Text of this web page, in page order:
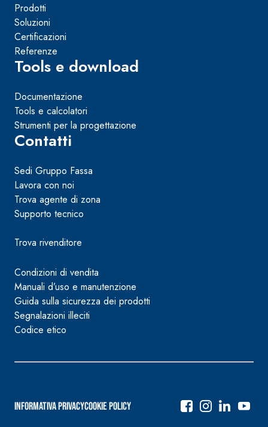
Prodotti
Soluzioni
Certificazioni
Referenze
Tools e download
Documentazione
Tools e calcolatori
Strumenti per la progettazione
Contatti
Sedi Gruppo Fassa
Lavora con noi
Trova agente di zona
Supporto tecnico
Trova rivenditore
Condizioni di vendita
Manuali d’uso e manutenzione
Guida sulla sicurezza dei prodotti
Segnalazioni illeciti
Codice etico
Informativa PrivacyCookie Policy